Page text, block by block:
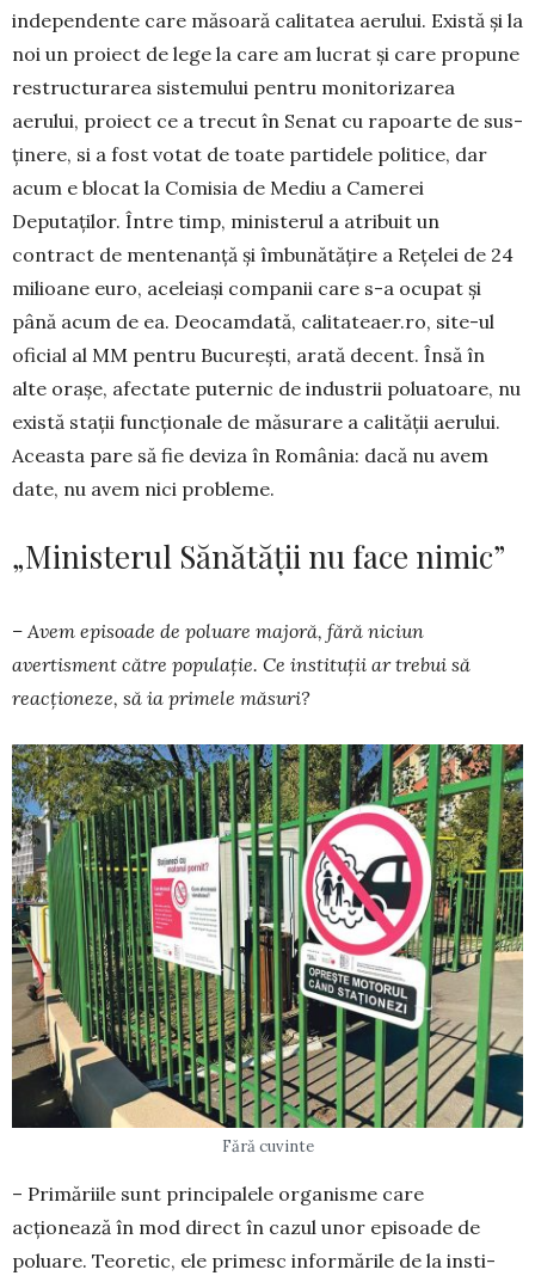
inde­pen­dente care mă­soară cali­ta­tea aerului. Există și la
noi un proiect de lege la care am lucrat și care propune
restruc­turarea sis­te­mului pentru monitorizarea
aerului, proiect ce a trecut în Senat cu rapoarte de sus­
ți­nere, si a fost votat de toate partidele politice, dar
acum e blocat la Comisia de Mediu a Came­rei
Deputaților. Între timp, ministerul a atri­buit un
contract de mente­nanță și îmbună­tă­țire a Rețelei de 24
milioane euro, aceleiași com­panii care s-a ocupat și
până acum de ea. Deocamdată, calitateaer.ro, site-ul
oficial al MM pentru Bucu­rești, arată decent. Însă în
alte orașe, afectate pu­ternic de industrii po­lua­toare, nu
există stații func­țio­na­le de măsu­rare a calității aerului.
Aceas­ta pare să fie de­vi­za în România: dacă nu avem
date, nu avem nici probleme.
„Ministerul Sănătății nu face nimic”
– Avem episoade de poluare majoră, fără niciun
avertisment către populație. Ce in­sti­tuții ar tre­bui să
reacționeze, să ia pri­me­le măsuri?
Fără cuvinte
– Primăriile sunt principalele organisme care
acționează în mod direct în cazul unor episoade de
poluare. Teoretic, ele primesc in­formările de la in­sti­